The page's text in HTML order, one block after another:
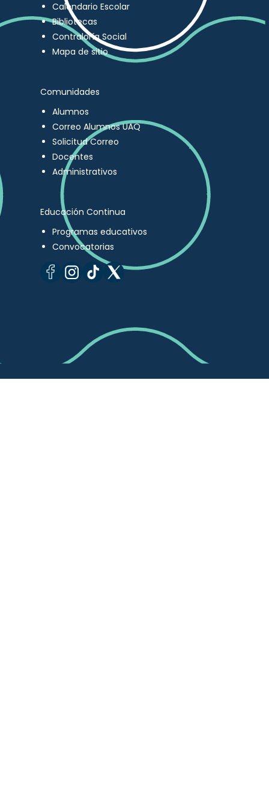
Calendario Escolar
Bibliotecas
Contraloría Social
Mapa de sitio
Comunidades
Alumnos
Correo Alumnos UAQ
Solicitud Correo
Docentes
Administrativos
Educación Continua
Programas educativos
Convocatorias